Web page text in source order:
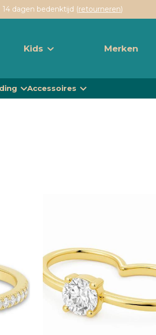
14 dagen bedenktijd (retourneren)
Kids Merken
Accessoires